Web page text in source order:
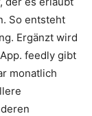
So entsteht
Ergänzt wird
feedly gibt
monatlich